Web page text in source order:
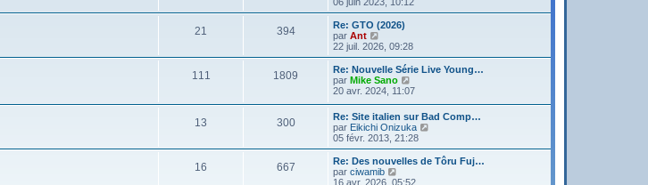
g
s
s
a
g
d
e
r
i
e
r
m
e
s
s
a
g
i
e
e
r
n
i
e
r
m
e
s
s
g
21 394
Re: GTO (2026)
par Ant
o
i
r
l
e
e
r
n
i
e
r
m
22 juil. 2026, 09:28
111 1809
Re: Nouvelle Série Live Young…
par Mike Sano
o
l
e
d
r
20 avr. 2024, 11:07
13 300
Re: Site italien sur Bad Comp…
par Eikichi Onizuka
i
r
05 févr. 2013, 21:28
16 667
Re: Des nouvelles de Tôru Fuj…
par ciwamib
o
16 avr. 2026, 05:52